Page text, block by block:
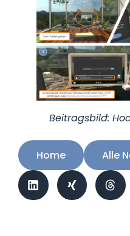
Beitragsbild:
Home Alle